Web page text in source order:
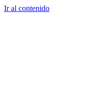
Ir al contenido